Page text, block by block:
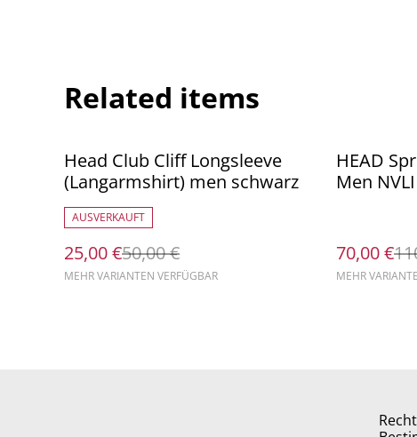
Related items
%
Head Club Cliff Longsleeve
(Langarmshirt) men schwarz
AUSVERKAUFT
25,00 €50,00 €
MEHR VARIANTEN VERFÜGBAR
%
HEAD
Men NVLI
70,00 €
MEHR